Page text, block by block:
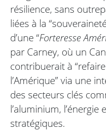
résilience, sans
liées à la
d’une “Forteresse
par Carney, où un
contribuerait à
l’Amérique” via une
des secteurs clés
l’aluminium, l’énergie
stratégiques.